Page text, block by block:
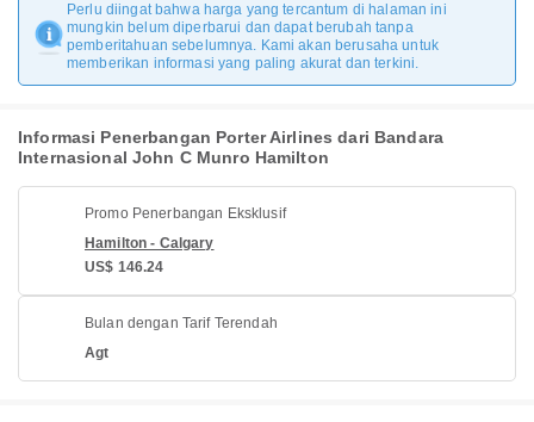
Perlu diingat bahwa harga yang tercantum di halaman ini
mungkin belum diperbarui dan dapat berubah tanpa
pemberitahuan sebelumnya. Kami akan berusaha untuk
memberikan informasi yang paling akurat dan terkini.
Informasi Penerbangan Porter Airlines dari Bandara
Internasional John C Munro Hamilton
Promo Penerbangan Eksklusif
Hamilton - Calgary
US$ 146.24
Bulan dengan Tarif Terendah
Agt